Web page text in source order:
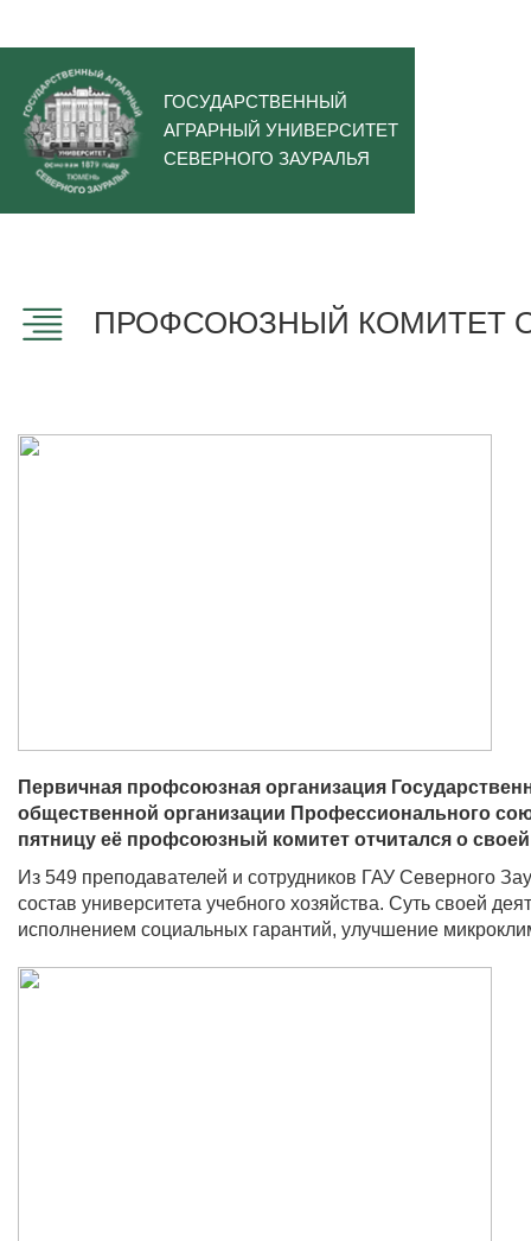
ГОСУДАРСТВЕННЫЙ
АГРАРНЫЙ УНИВЕРСИТЕТ
СЕВЕРНОГО ЗАУРАЛЬЯ
ПРОФСОЮЗНЫЙ КОМИТЕТ
Первичная профсоюзная организация
общественной организации Профессионального
пятницу её профсоюзный комитет отчитался о своей
Из 549 преподавателей и сотрудников ГАУ Северного
состав университета учебного хозяйства. Суть своей
исполнением социальных гарантий, улучшение